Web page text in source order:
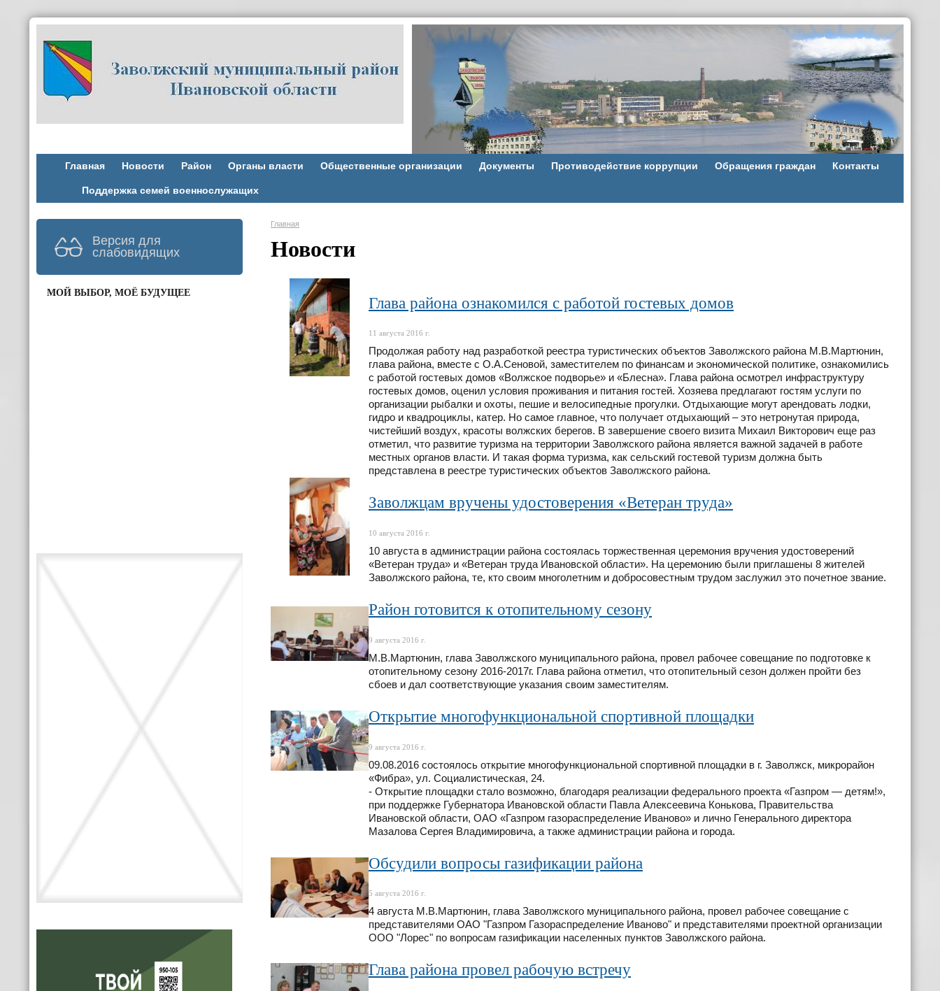
Главная Новости Район Органы власти Общественные организации Документы Противодействие коррупции Обращения граждан Контакты
Поддержка семей военнослужащих
Версия для
слабовидящих
МОЙ ВЫБОР, МОЁ БУДУЩЕЕ
Главная
Новости
Глава района ознакомился с работой гостевых домов
11 августа 2016 г.
Продолжая работу над разработкой реестра туристических объектов Заволжского района М.В.Мартюнин,
глава района, вместе с О.А.Сеновой, заместителем по финансам и экономической политике, ознакомились
с работой гостевых домов «Волжское подворье» и «Блесна». Глава района осмотрел инфраструктуру
гостевых домов, оценил условия проживания и питания гостей. Хозяева предлагают гостям услуги по
организации рыбалки и охоты, пешие и велосипедные прогулки. Отдыхающие могут арендовать лодки,
гидро и квадроциклы, катер. Но самое главное, что получает отдыхающий – это нетронутая природа,
чистейший воздух, красоты волжских берегов. В завершение своего визита Михаил Викторович еще раз
отметил, что развитие туризма на территории Заволжского района является важной задачей в работе
местных органов власти. И такая форма туризма, как сельский гостевой туризм должна быть
представлена в реестре туристических объектов Заволжского района.
Заволжцам вручены удостоверения «Ветеран труда»
10 августа 2016 г.
10 августа в администрации района состоялась торжественная церемония вручения удостоверений
«Ветеран труда» и «Ветеран труда Ивановской области». На церемонию были приглашены 8 жителей
Заволжского района, те, кто своим многолетним и добросовестным трудом заслужил это почетное звание.
Район готовится к отопительному сезону
9 августа 2016 г.
М.В.Мартюнин, глава Заволжского муниципального района, провел рабочее совещание по подготовке к
отопительному сезону 2016-2017г. Глава района отметил, что отопительный сезон должен пройти без
сбоев и дал соответствующие указания своим заместителям.
Открытие многофункциональной спортивной площадки
9 августа 2016 г.
09.08.2016 состоялось открытие многофункциональной спортивной площадки в г. Заволжск, микрорайон
«Фибра», ул. Социалистическая, 24.
- Открытие площадки стало возможно, благодаря реализации федерального проекта «Газпром — детям!»,
при поддержке Губернатора Ивановской области Павла Алексеевича Конькова, Правительства
Ивановской области, ОАО «Газпром газораспределение Иваново» и лично Генерального директора
Мазалова Сергея Владимировича, а также администрации района и города.
Обсудили вопросы газификации района
5 августа 2016 г.
4 августа М.В.Мартюнин, глава Заволжского муниципального района, провел рабочее совещание с
представителями ОАО "Газпром Газораспределение Иваново" и представителями проектной организации
ООО "Лорес" по вопросам газификации населенных пунктов Заволжского района.
Глава района провел рабочую встречу